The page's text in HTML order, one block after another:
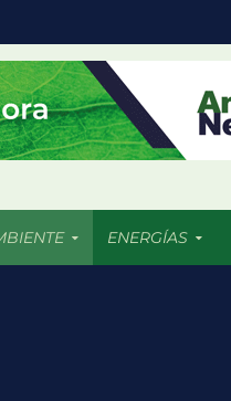
ENERGÍAS